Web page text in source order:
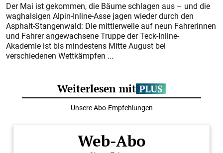
Der Mai ist gekommen, die Bäume schlagen aus – und die
waghalsigen Alpin-Inline-Asse jagen wieder durch den
Asphalt-Stangenwald: Die mittlerweile auf neun Fahrerinnen
und Fahrer angewachsene Truppe der Teck-Inline-
Akademie ist bis mindestens Mitte August bei
verschiedenen Wettkämpfen ...